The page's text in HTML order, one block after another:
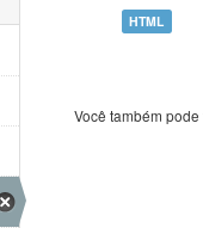
HTML
Você também